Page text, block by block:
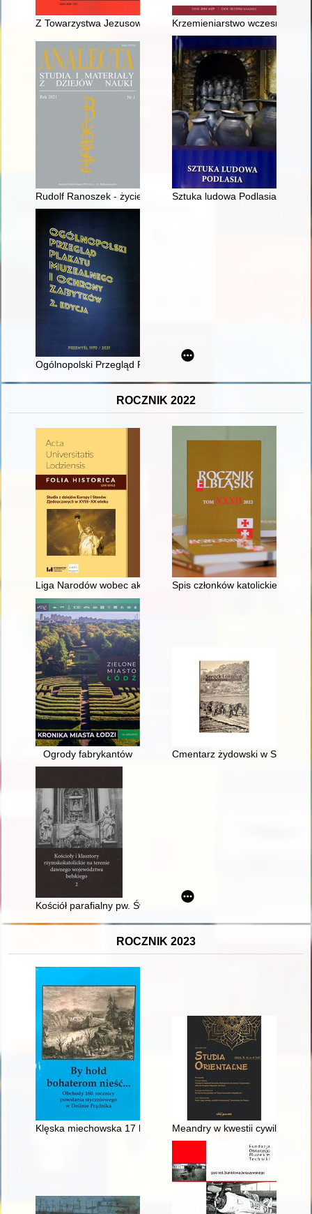
Z Towarzystwa Jezusowego do Towarzystwa do Ksiąg
Krzemieniarstwo
Rudolf Ranoszek - życie i działalność naukowa (1894-1986)
Sztuka ludowa Podlasia
Ogólnopolski Przegląd Plakatu Muzealnego i Ochrony
ROCZNIK 2022
Liga Narodów wobec aktów agresji (1919-1939) = The
Spis członków katolickiego
Ogrody fabrykantów Cmentarz żydowski w Serocku
Kościół parafialny pw. Świętej Trójcy w Niemirowie
ROCZNIK 2023
Klęska miechowska 17 lutego 1863 rMeandry w kwestii cywilnej